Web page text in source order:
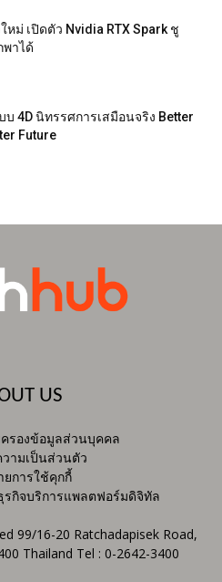
หม่ เปิดตัว Nvidia RTX Spark ชู
พาได้
บ 4D นิทรรศการเสมือนจริง Better
Future
US
รองข้อมูลส่วนบุคคล
ามเป็นส่วนตัว
การใช้คุกกี้
รกิจบริการแพลตฟอร์มดิจิทัล
99/16-20 Ratchadapisek Road,
Thailand Tel : 0-2642-3400